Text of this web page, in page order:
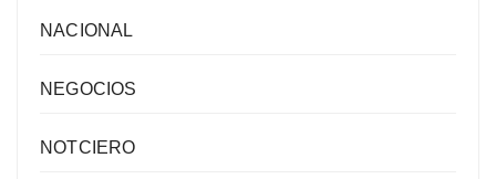
NACIONAL
NEGOCIOS
NOTCIERO